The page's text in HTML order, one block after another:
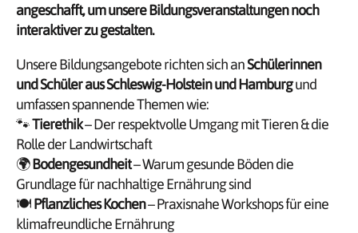
angeschafft, um unsere Bildungsveranstaltungen noch
interaktiver zu gestalten.
Unsere Bildungsangebote richten sich anSchülerinnen
und Schüler aus Schleswig-Holstein und Hamburgund
umfassen spannende Themen wie:
🐾Tierethik– Der respektvolle Umgang mit Tieren & die
Rolle der Landwirtschaft
🌍Bodengesundheit– Warum gesunde Böden die
Grundlage für nachhaltige Ernährung sind
🍽️Pflanzliches Kochen– Praxisnahe Workshops für eine
klimafreundliche Ernährung